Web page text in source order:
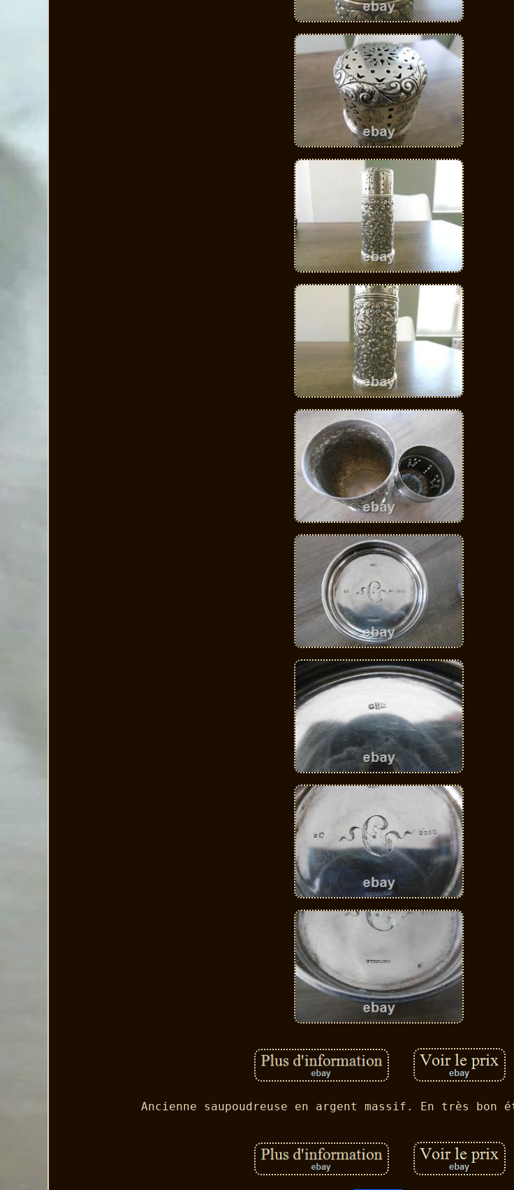
Ancienne saupoudreuse en argent massif. En très bon